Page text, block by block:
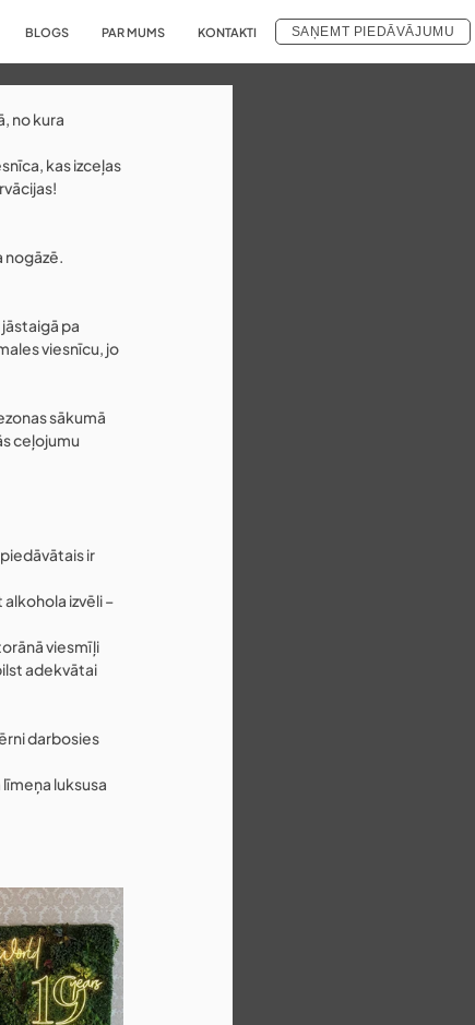
BLOGS PAR MUMS KONTAKTI SAŅEMT PIEDĀVĀJUMU
no kura
kas izceļas
nogāzē.
pa
viesnīcu, jo
sākumā
ceļojumu
ir
izvēli –
viesmīļi
adekvātai
darbosies
luksusa